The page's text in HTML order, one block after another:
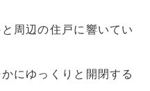
周辺の住戸に響いてい
にゆっくりと開閉する